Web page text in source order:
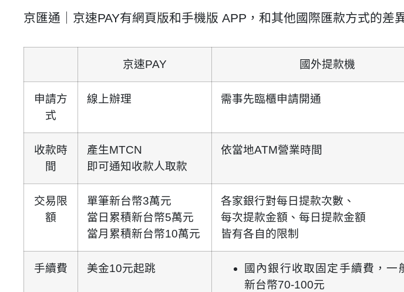
京匯通｜京速PAY有網頁版和手機版 APP，和其他國際匯款方式的差
京速PAY 國外提款機
申請方
式
線上辦理 需事先臨櫃申請開通
收款時
間
產生MTCN
即可通知收款人取款
依當地ATM營業時間
交易限
額
單筆新台幣3萬元
當日累積新台幣5萬元
當月累積新台幣10萬元
各家銀行對每日提款次數、
每次提款金額、每日提款金額
皆有各自的限制
手續費 美金10元起跳
國內銀行收取固定手續費，一
新台幣70-100元